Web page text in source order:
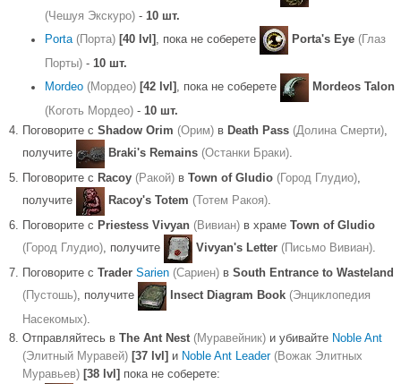
(Чешуя Экскуро) - 10 шт.
Porta (Порта) [40 lvl] , пока не соберете Porta's Eye (Глаз
Порты) - 10 шт.
Mordeo (Мордео) [42 lvl] , пока не соберете
Mordeos Talon
(Коготь Мордео) - 10 шт.
Поговорите с Shadow Orim (Орим) в Death Pass (Долина Смерти),
получите
Braki's Remains (Останки Браки).
Поговорите с Racoy (Ракой) в Town of Gludio (Город Глудио),
получите
Racoy's Totem (Тотем Ракоя).
Поговорите с Priestess Vivyan (Вивиан) в храме Town of Gludio
(Город Глудио), получите Vivyan's Letter (Письмо Вивиан).
Поговорите с Trader Sarien (Сариен) в South Entrance to Wasteland
(Пустошь), получите Insect Diagram Book (Энциклопедия
Насекомых).
Отправляйтесь в The Ant Nest (Муравейник) и убивайте Noble Ant
(Элитный Муравей) [37 lvl] и Noble Ant Leader (Вожак Элитных
Муравьев) [38 lvl] пока не соберете: